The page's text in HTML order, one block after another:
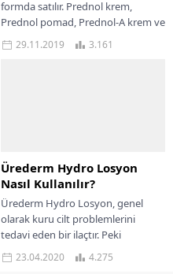
formda satılır. Prednol krem,
Prednol pomad, Prednol-A krem ve
Prednol-A pomad bu ilacın dört
farklı...
29.11.2019 3.161
Ürederm Hydro Losyon
Nasıl Kullanılır?
Ürederm Hydro Losyon, genel
olarak kuru cilt problemlerini
tedavi eden bir ilaçtır. Peki
Ürederm Hydro Losyon nedir, nasıl
kullanılır, yan...
23.04.2020 4.275